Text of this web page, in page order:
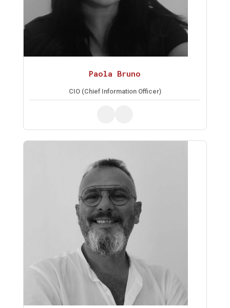
Paola Bruno
CIO (Chief Information Officer)